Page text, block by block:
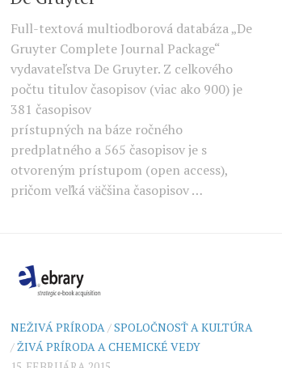
Full-textová multiodborová databáza „De
Gruyter Complete Journal Package“
vydavateľstva De Gruyter. Z celkového
počtu titulov časopisov (viac ako 900) je
381 časopisov
prístupných na báze ročného
predplatného a 565 časopisov je s
otvoreným prístupom (open access),
pričom veľká väčšina časopisov …
NEŽIVÁ PRÍRODA/SPOLOČNOSŤ A KULTÚRA
/ŽIVÁ PRÍRODA A CHEMICKÉ VEDY